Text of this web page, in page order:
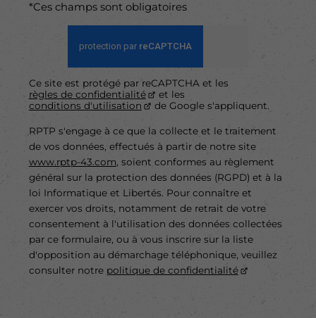
*Ces champs sont obligatoires
Ce site est protégé par reCAPTCHA et les
règles de confidentialité
et les
conditions d'utilisation
de Google s'appliquent.
RPTP s'engage à ce que la collecte et le traitement
de vos données, effectués à partir de notre site
www.rptp-43.com, soient conformes au règlement
général sur la protection des données (RGPD) et à la
loi Informatique et Libertés. Pour connaître et
exercer vos droits, notamment de retrait de votre
consentement à l'utilisation des données collectées
par ce formulaire, ou à vous inscrire sur la liste
d'opposition au démarchage téléphonique, veuillez
consulter notre politique de confidentialité